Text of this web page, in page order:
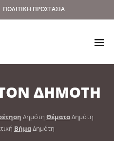
ΠΟΛΙΤΙΚΗ ΠΡΟΣΤΑΣΙΑ
ΔΗΜΟΤΗ
Δημότη ΘέματαΔημότη
ΒήμαΔημότη